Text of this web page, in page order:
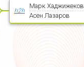
Марк Хаджижеков
Асен Лазаров
h2h